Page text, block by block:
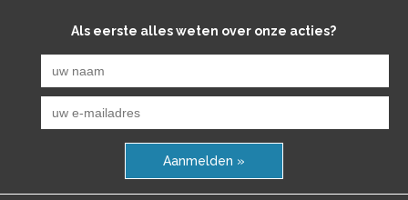
Als eerste alles weten over onze acties?
Aanmelden »